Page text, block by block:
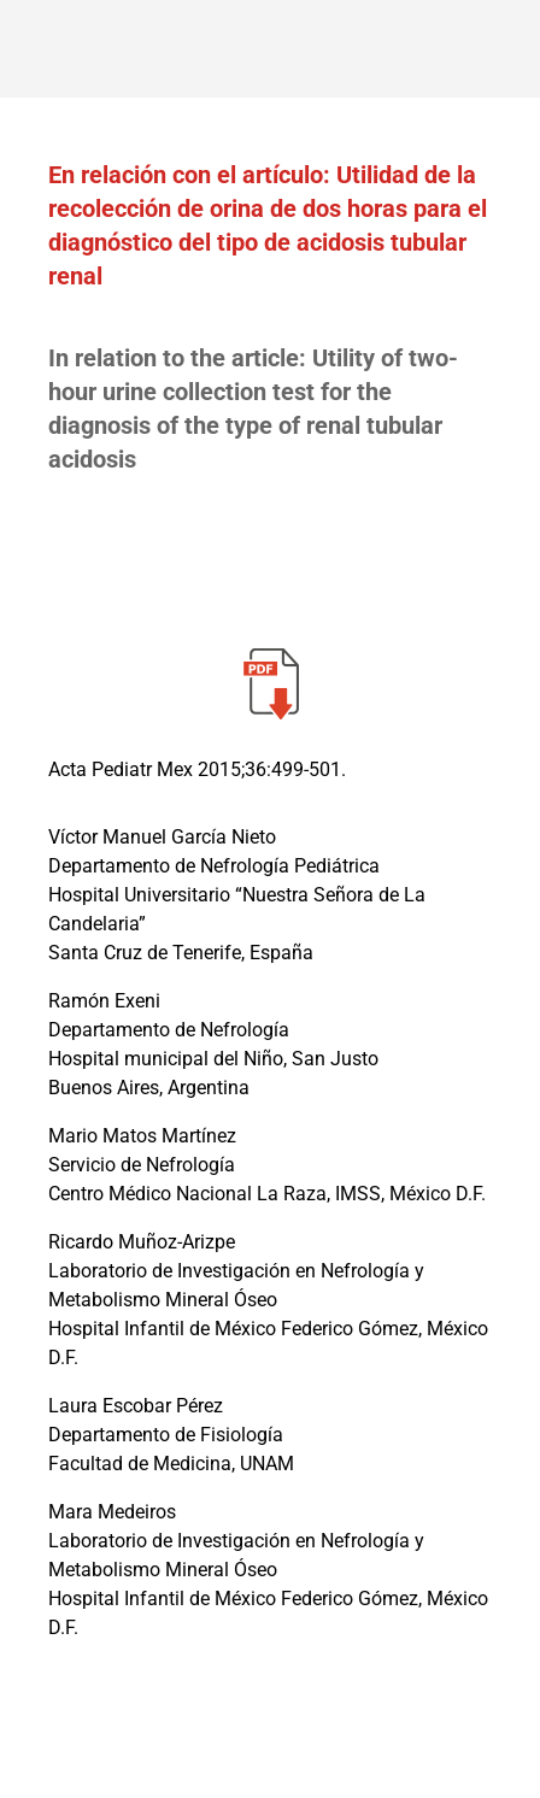
En relación con el artículo: Utilidad de la
recolección de orina de dos horas para el
diagnóstico del tipo de acidosis tubular
renal
In relation to the article: Utility of two-
hour urine collection test for the
diagnosis of the type of renal tubular
acidosis
Acta Pediatr Mex 2015;36:499-501.
Víctor Manuel García Nieto
Departamento de Nefrología Pediátrica
Hospital Universitario “Nuestra Señora de La
Candelaria”
Santa Cruz de Tenerife, España
Ramón Exeni
Departamento de Nefrología
Hospital municipal del Niño, San Justo
Buenos Aires, Argentina
Mario Matos Martínez
Servicio de Nefrología
Centro Médico Nacional La Raza, IMSS, México D.F.
Ricardo Muñoz-Arizpe
Laboratorio de Investigación en Nefrología y
Metabolismo Mineral Óseo
Hospital Infantil de México Federico Gómez, México
D.F.
Laura Escobar Pérez
Departamento de Fisiología
Facultad de Medicina, UNAM
Mara Medeiros
Laboratorio de Investigación en Nefrología y
Metabolismo Mineral Óseo
Hospital Infantil de México Federico Gómez, México
D.F.